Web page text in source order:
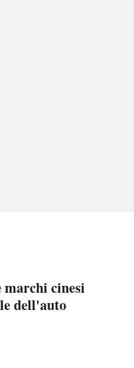
cinesi
dell'auto